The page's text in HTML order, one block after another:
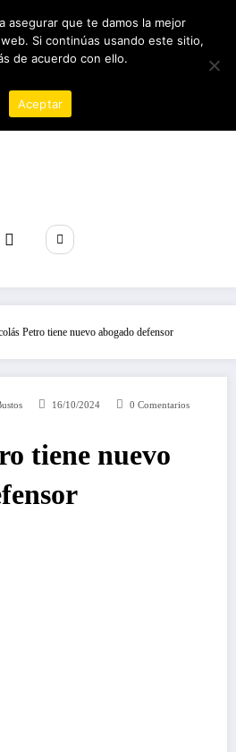
4:20:48 AM
Petro tiene nuevo abogado defensor
16/10/2024 0 Comentarios
tiene nuevo
asegurar que te damos la mejor
Si continúas usando este sitio,
de acuerdo con ello.
Aceptar